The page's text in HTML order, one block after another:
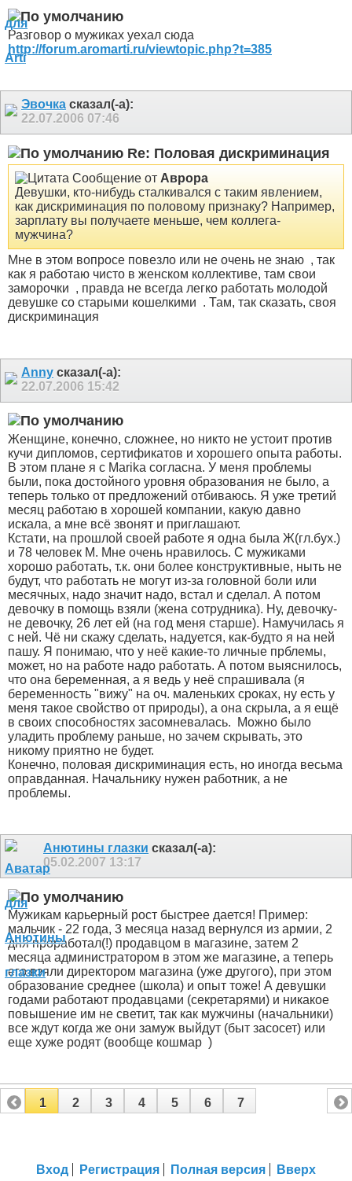
Разговор о мужиках уехал сюда
http://forum.aromarti.ru/viewtopic.php?t=385
Эвочка сказал(-а):
22.07.2006 07:46
Re: Половая дискриминация
Сообщение от Аврора
Девушки, кто-нибудь сталкивался с таким явлением,
как дискриминация по половому признаку? Например,
зарплату вы получаете меньше, чем коллега-
мужчина?
Мне в этом вопросе повезло или не очень не знаю , так
как я работаю чисто в женском коллективе, там свои
заморочки , правда не всегда легко работать молодой
девушке со старыми кошелкими . Там, так сказать, своя
дискриминация
Anny сказал(-а):
22.07.2006 15:42
Женщине, конечно, сложнее, но никто не устоит против
кучи дипломов, сертификатов и хорошего опыта работы.
В этом плане я с Marika согласна. У меня проблемы
были, пока достойного уровня образования не было, а
теперь только от предложений отбиваюсь. Я уже третий
месяц работаю в хорошей компании, какую давно
искала, а мне всё звонят и приглашают.
Кстати, на прошлой своей работе я одна была Ж(гл.бух.)
и 78 человек М. Мне очень нравилось. С мужиками
хорошо работать, т.к. они более конструктивные, ныть не
будут, что работать не могут из-за головной боли или
месячных, надо значит надо, встал и сделал. А потом
девочку в помощь взяли (жена сотрудника). Ну, девочку-
не девочку, 26 лет ей (на год меня старше). Намучилась я
с ней. Чё ни скажу сделать, надуется, как-будто я на ней
пашу. Я понимаю, что у неё какие-то личные прблемы,
может, но на работе надо работать. А потом выяснилось,
что она беременная, а я ведь у неё спрашивала (я
беременность "вижу" на оч. маленьких сроках, ну есть у
меня такое свойство от природы), а она скрыла, а я ещё
в своих способностях засомневалась.
Можно было
уладить проблему раньше, но зачем скрывать, это
никому приятно не будет.
Конечно, половая дискриминация есть, но иногда весьма
оправданная. Начальнику нужен работник, а не
проблемы.
Анютины глазки сказал(-а):
05.02.2007 13:17
Мужикам карьерный рост быстрее дается! Пример:
мальчик - 22 года, 3 месяца назад вернулся из армии, 2
дня проработал(!) продавцом в магазине, затем 2
месяца администратором в этом же магазине, а теперь
его взяли директором магазина (уже другого), при этом
образование среднее (школа) и опыт тоже! А девушки
годами работают продавцами (секретарями) и никакое
повышение им не светит, так как мужчины (начальники)
все ждут когда же они замуж выйдут (быт засосет) или
еще хуже родят (вообще кошмар )
1 2 3 4 5 6 7
Вход Регистрация Полная версия Вверх